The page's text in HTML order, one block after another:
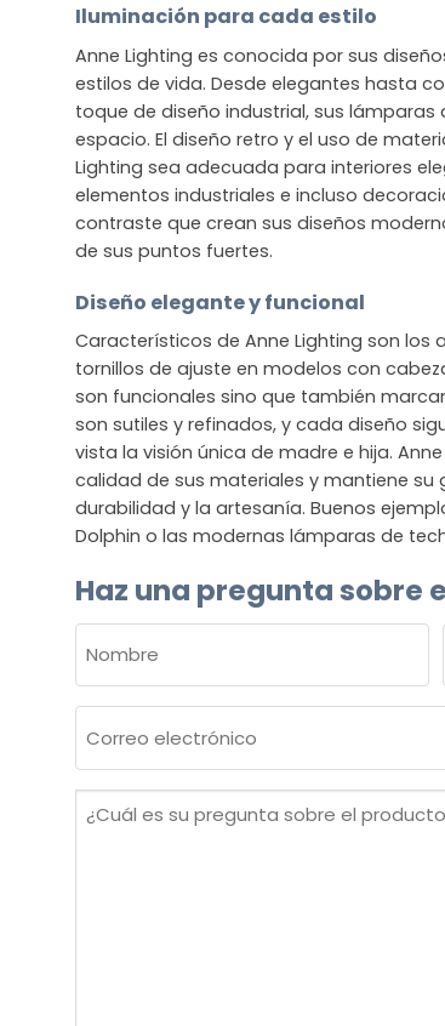
Iluminación para cada estilo
Anne Lighting es conocida por sus
estilos de vida. Desde elegantes hasta
toque de diseño industrial, sus
espacio. El diseño retro y el uso de
Lighting sea adecuada para interiores
elementos industriales e incluso
contraste que crean sus diseños
de sus puntos fuertes.
Diseño elegante y funcional
Característicos de Anne Lighting son
tornillos de ajuste en modelos con
son funcionales sino que también
son sutiles y refinados, y cada diseño
vista la visión única de madre e hija.
calidad de sus materiales y mantiene
durabilidad y la artesanía. Buenos
Dolphin o las modernas lámparas de
Haz una pregunta sobre
(OBLIGATORIO)
Nombre
electrónico
¿Cuál